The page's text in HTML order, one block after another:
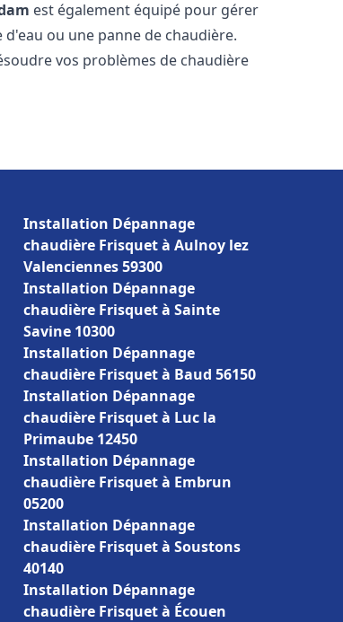
est également équipé pour gérer
ou une panne de chaudière.
vos problèmes de chaudière
Installation Dépannage
chaudière Frisquet à Aulnoy lez
Valenciennes 59300
Installation Dépannage
chaudière Frisquet à Sainte
Savine 10300
Installation Dépannage
chaudière Frisquet à Baud 56150
Installation Dépannage
chaudière Frisquet à Luc la
Primaube 12450
Installation Dépannage
chaudière Frisquet à Embrun
05200
Installation Dépannage
chaudière Frisquet à Soustons
40140
Installation Dépannage
chaudière Frisquet à Écouen